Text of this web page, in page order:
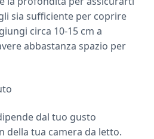
sia sufficiente per coprire
circa 10-15 cm a
abbastanza spazio per
dal tuo gusto
della tua camera da letto.